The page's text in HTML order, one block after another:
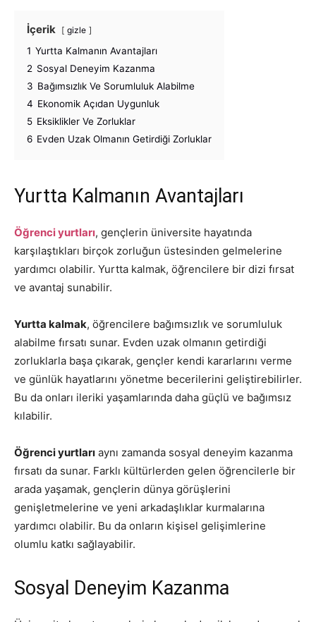
İçerik gizle
1 Yurtta Kalmanın Avantajları
2 Sosyal Deneyim Kazanma
3 Bağımsızlık Ve Sorumluluk Alabilme
4 Ekonomik Açıdan Uygunluk
5 Eksiklikler Ve Zorluklar
6 Evden Uzak Olmanın Getirdiği Zorluklar
Yurtta Kalmanın Avantajları
Öğrenci yurtları, gençlerin üniversite hayatında
karşılaştıkları birçok zorluğun üstesinden gelmelerine
yardımcı olabilir. Yurtta kalmak, öğrencilere bir dizi fırsat
ve avantaj sunabilir.
Yurtta kalmak, öğrencilere bağımsızlık ve sorumluluk
alabilme fırsatı sunar. Evden uzak olmanın getirdiği
zorluklarla başa çıkarak, gençler kendi kararlarını verme
ve günlük hayatlarını yönetme becerilerini geliştirebilirler.
Bu da onları ileriki yaşamlarında daha güçlü ve bağımsız
kılabilir.
Öğrenci yurtları aynı zamanda sosyal deneyim kazanma
fırsatı da sunar. Farklı kültürlerden gelen öğrencilerle bir
arada yaşamak, gençlerin dünya görüşlerini
genişletmelerine ve yeni arkadaşlıklar kurmalarına
yardımcı olabilir. Bu da onların kişisel gelişimlerine
olumlu katkı sağlayabilir.
Sosyal Deneyim Kazanma